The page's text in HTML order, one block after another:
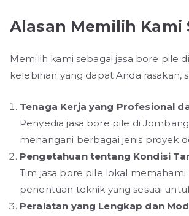
Alasan Memilih Kami
Memilih kami sebagai jasa bore pile
kelebihan yang dapat Anda rasakan,
Tenaga Kerja yang Profesional
Penyedia jasa bore pile di
menangani berbagai jenis proyek
Pengetahuan tentang Kondisi
Tim jasa bore pile lokal
penentuan teknik yang sesuai
Peralatan yang Lengkap dan